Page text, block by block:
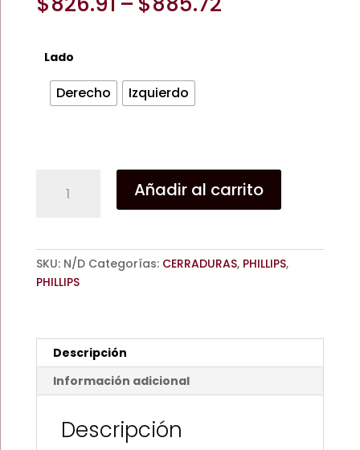
Lado
Derecho Izquierdo
I
AI
/EXTRA
cantidad
Añadir al carrito
SKU: N/D Categorías: CERRADURAS, PHILLIPS,
PHILLIPS
Descripción
Información adicional
Descripción